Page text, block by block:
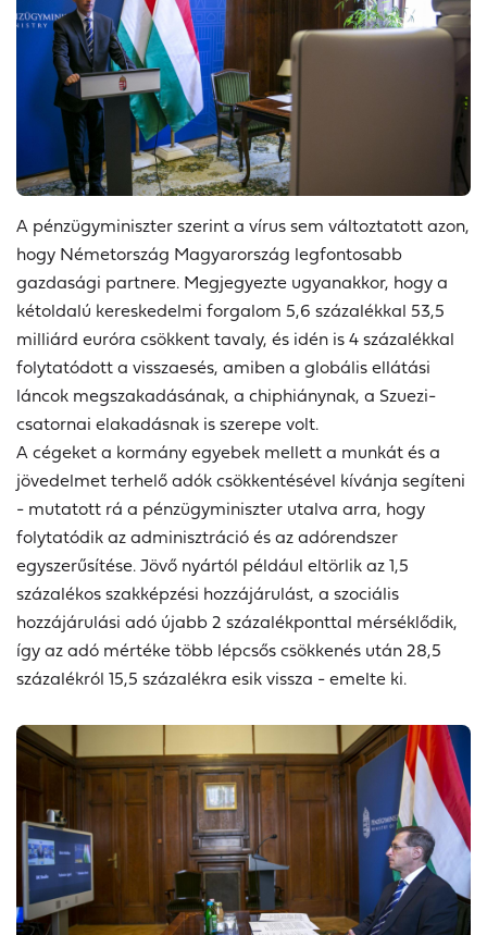
A pénzügyminiszter szerint a vírus sem változtatott azon,
hogy Németország Magyarország legfontosabb
gazdasági partnere. Megjegyezte ugyanakkor, hogy a
kétoldalú kereskedelmi forgalom 5,6 százalékkal 53,5
milliárd euróra csökkent tavaly, és idén is 4 százalékkal
folytatódott a visszaesés, amiben a globális ellátási
láncok megszakadásának, a chiphiánynak, a Szuezi-
csatornai elakadásnak is szerepe volt.
A cégeket a kormány egyebek mellett a munkát és a
jövedelmet terhelő adók csökkentésével kívánja segíteni
- mutatott rá a pénzügyminiszter utalva arra, hogy
folytatódik az adminisztráció és az adórendszer
egyszerűsítése. Jövő nyártól például eltörlik az 1,5
százalékos szakképzési hozzájárulást, a szociális
hozzájárulási adó újabb 2 százalékponttal mérséklődik,
így az adó mértéke több lépcsős csökkenés után 28,5
százalékról 15,5 százalékra esik vissza - emelte ki.